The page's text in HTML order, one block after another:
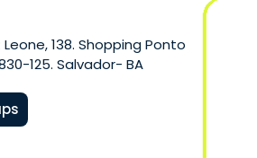
138. Shopping Ponto
125. Salvador- BA